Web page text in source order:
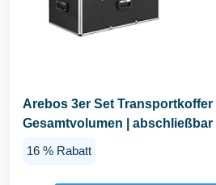
Arebos 3er Set Transportkoffer
Gesamtvolumen | abschließbar
16 % Rabatt